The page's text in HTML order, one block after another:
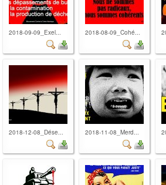
2018-09-09_Exel... 2018-08-09_Cohé...
2018-12-08_Dése... 2018-11-08_Merd...